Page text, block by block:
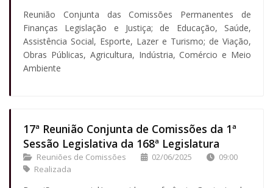
Reunião Conjunta das Comissões Permanentes de
Finanças Legislação e Justiça; de Educação, Saúde,
Assistência Social, Esporte, Lazer e Turismo; de Viação,
Obras Públicas, Agricultura, Indústria, Comércio e Meio
Ambiente
17ª Reunião Conjunta de Comissões da 1ª
Sessão Legislativa da 168ª Legislatura
Reuniões de Comissões 02/06/2025
09:00
Realizada